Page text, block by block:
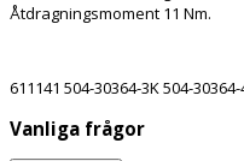
Åtdragningsmoment 11 Nm.
611141 504-30364-3K 504-
Vanliga frågor